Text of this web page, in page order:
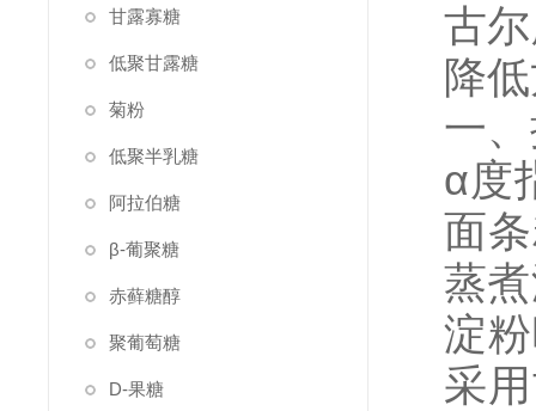
甘露寡糖
低聚甘露糖
菊粉
低聚半乳糖
阿拉伯糖
β-葡聚糖
赤藓糖醇
聚葡萄糖
D-果糖
古
降
一
α度
面
蒸
淀
采